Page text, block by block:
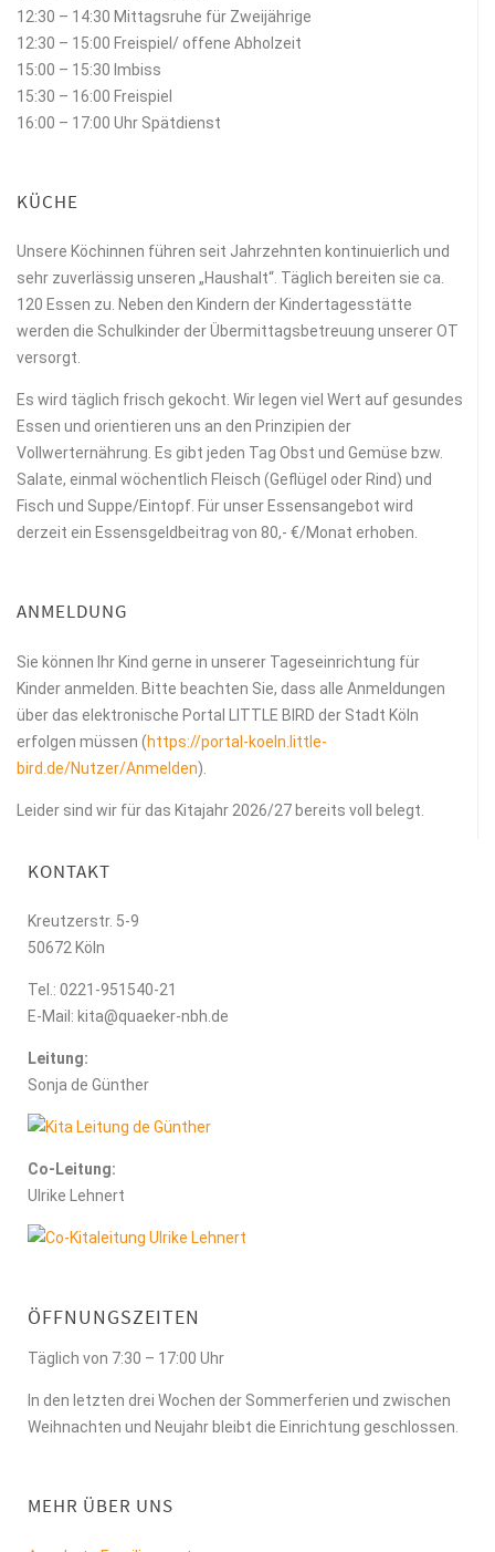
12:30 – 14:30 Mittagsruhe für Zweijährige
12:30 – 15:00 Freispiel/ offene Abholzeit
15:00 – 15:30 Imbiss
15:30 – 16:00 Freispiel
16:00 – 17:00 Uhr Spätdienst
KÜCHE
Unsere Köchinnen führen seit Jahrzehnten kontinuierlich und
sehr zuverlässig unseren „Haushalt“. Täglich bereiten sie ca.
120 Essen zu. Neben den Kindern der Kindertagesstätte
werden die Schulkinder der Übermittagsbetreuung unserer OT
versorgt.
Es wird täglich frisch gekocht. Wir legen viel Wert auf gesundes
Essen und orientieren uns an den Prinzipien der
Vollwerternährung. Es gibt jeden Tag Obst und Gemüse bzw.
Salate, einmal wöchentlich Fleisch (Geflügel oder Rind) und
Fisch und Suppe/Eintopf. Für unser Essensangebot wird
derzeit ein Essensgeldbeitrag von 80,- €/Monat erhoben.
ANMELDUNG
Sie können Ihr Kind gerne in unserer Tageseinrichtung für
Kinder anmelden. Bitte beachten Sie, dass alle Anmeldungen
über das elektronische Portal LITTLE BIRD der Stadt Köln
erfolgen müssen (https://portal-koeln.little-
bird.de/Nutzer/Anmelden).
Leider sind wir für das Kitajahr 2026/27 bereits voll belegt.
KONTAKT
Kreutzerstr. 5-9
50672 Köln
Tel.: 0221-951540-21
E-Mail: kita@quaeker-nbh.de
Leitung:
Sonja de Günther
Co-Leitung:
Ulrike Lehnert
ÖFFNUNGSZEITEN
Täglich von 7:30 – 17:00 Uhr
In den letzten drei Wochen der Sommerferien und zwischen
Weihnachten und Neujahr bleibt die Einrichtung geschlossen.
MEHR ÜBER UNS